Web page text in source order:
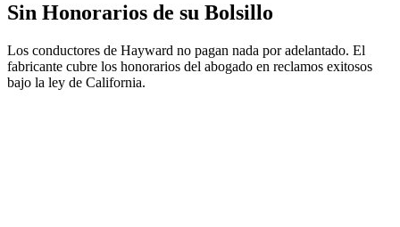
Sin Honorarios de su Bolsillo
Los conductores de Hayward no pagan nada por adelantado. El
fabricante cubre los honorarios del abogado en reclamos exitosos
bajo la ley de California.